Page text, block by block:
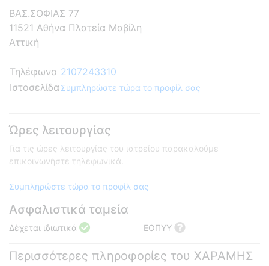
ΒΑΣ.ΣΟΦΙΑΣ 77
11521 Αθήνα Πλατεία Μαβίλη
Αττική
Τηλέφωνο 2107243310
Ιστοσελίδα Συμπληρώστε τώρα το προφίλ σας
Ώρες λειτουργίας
Για τις ώρες λειτουργίας του ιατρείου παρακαλούμε
επικοινωνήστε τηλεφωνικά.
Συμπληρώστε τώρα το προφίλ σας
Ασφαλιστικά ταμεία
Δέχεται ιδιωτικά ΕΟΠΥΥ
Περισσότερες πληροφορίες του ΧΑΡΑΜΗΣ